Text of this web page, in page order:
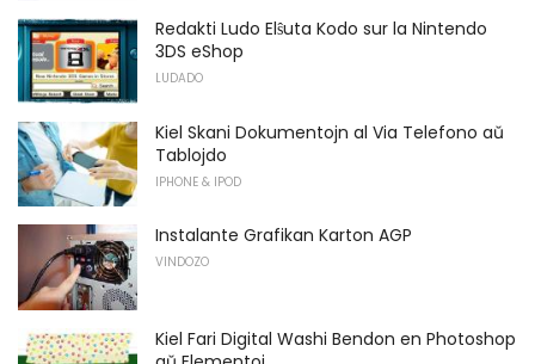
Redakti Ludo Elŝuta Kodo sur la Nintendo
3DS eShop
LUDADO
Kiel Skani Dokumentojn al Via Telefono aŭ
Tablojdo
IPHONE & IPOD
Instalante Grafikan Karton AGP
VINDOZO
Kiel Fari Digital Washi Bendon en Photoshop